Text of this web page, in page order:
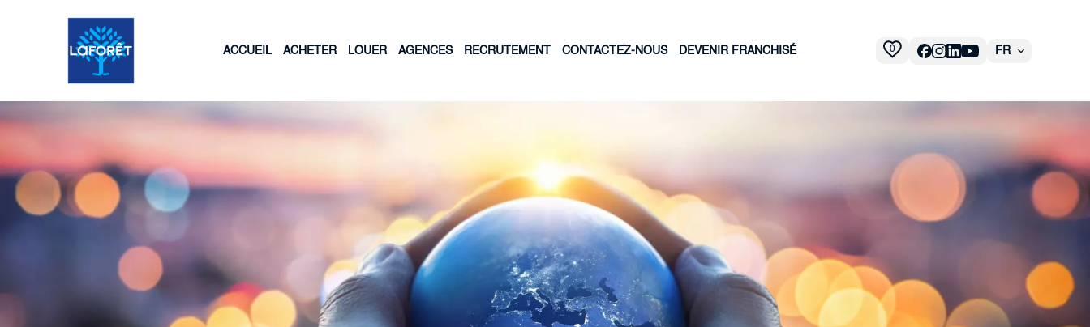
ACCUEIL ACHETER LOUER AGENCES RECRUTEMENT CONTACTEZ-NOUS DEVENIR FRANCHISÉ 0 FR